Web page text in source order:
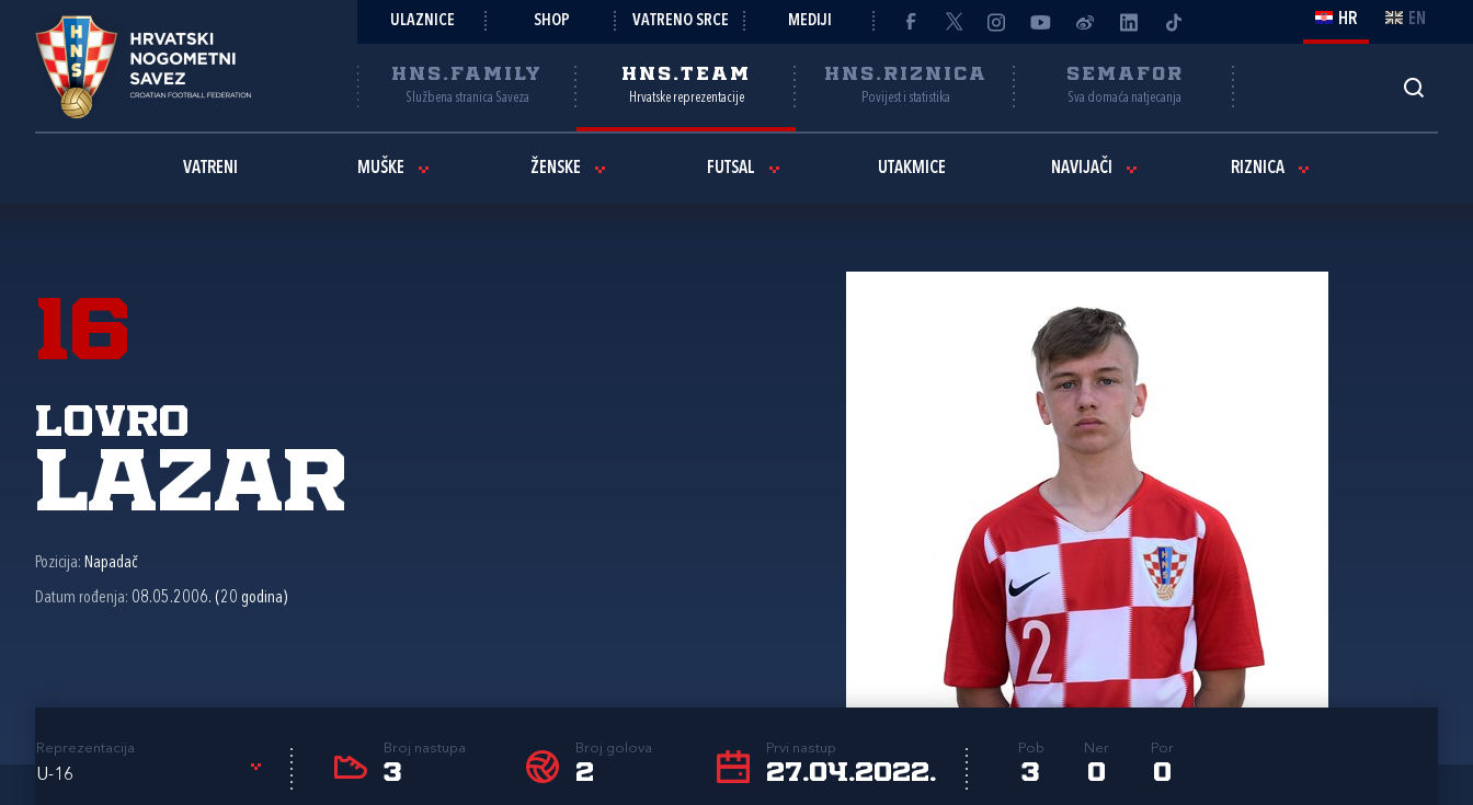
ULAZNICE SHOP VATRENO SRCE MEDIJI HR EN
HNS.FAMILY
Službena stranica Saveza
HNS.TEAM
Hrvatske reprezentacije
HNS.RIZNICA
Povijest i statistika
SEMAFOR
Sva domaća natjecanja
VATRENI MUŠKE ŽENSKE FUTSAL UTAKMICE NAVIJAČI RIZNICA
16
Lovro
Lazar
Pozicija: Napadač
Datum rođenja: 08.05.2006. (20 godina)
Reprezentacija
U-16
Broj nastupa
3
Broj golova
2
Prvi nastup
27.04.2022.
Pob
3
Ner
0
Por
0